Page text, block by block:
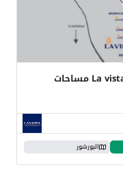
تفاصيل لافيستا السخنة La vista ain sokhna مساحات
البورشور